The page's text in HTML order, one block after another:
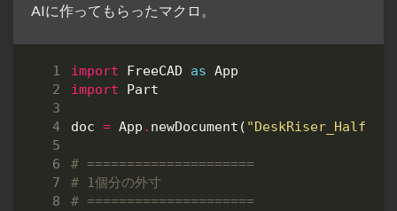
AIに作ってもらったマクロ。
import FreeCAD as App
import
Part
doc = App . newDocument (
# =====================
# 1個分の外寸
# =====================